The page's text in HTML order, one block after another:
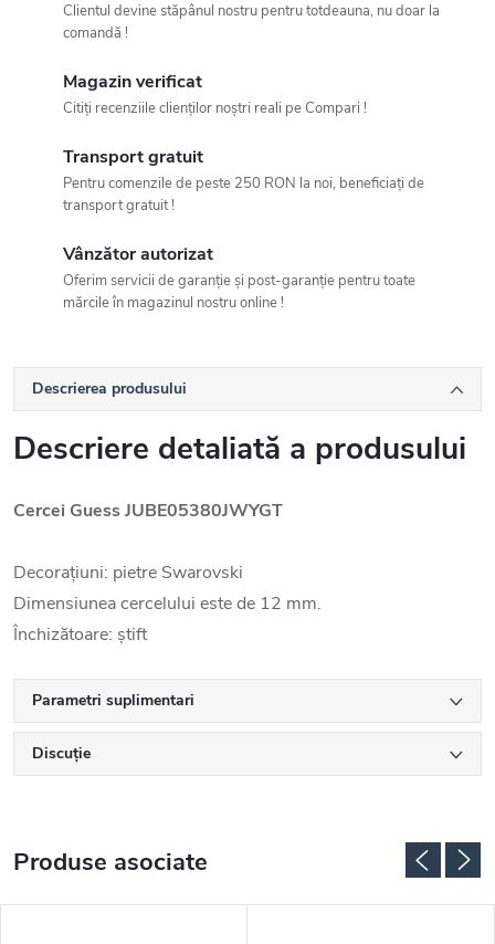
Clientul devine stăpânul nostru pentru totdeauna, nu doar la
comandă !
Magazin verificat
Citiți recenziile clienților noștri reali pe Compari !
Transport gratuit
Pentru comenzile de peste 250 RON la noi, beneficiați de
transport gratuit !
Vânzător autorizat
Oferim servicii de garanție și post-garanție pentru toate
mărcile în magazinul nostru online !
Descrierea produsului
Descriere detaliată a produsului
Cercei Guess JUBE05380JWYGT
Decorațiuni: pietre Swarovski
Dimensiunea cercelului este de 12 mm.
Închizătoare: știft
Parametri suplimentari
Discuţie
Produse asociate